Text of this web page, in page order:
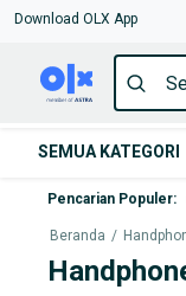
Download OLX App
SEMUA KATEGORI
Pencarian Populer:
Beranda /